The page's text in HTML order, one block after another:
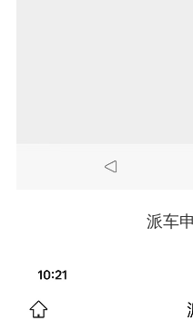
派车